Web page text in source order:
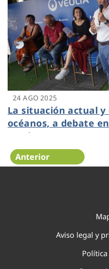
24 AGO 2025
La situación actual
océanos, a debate
en The Ocean Race
Anterior
Aviso legal y